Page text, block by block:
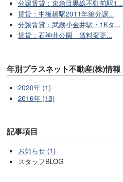
分譲賃貸：東急目黒線不動前駅1...
賃貸：中板橋駅2011年築分譲...
分譲賃貸：武蔵小金井駅・1Kタ...
賃貸：石神井公園 賃料変更...
年別プラスネット不動産(株)情報
2020年 (1)
2016年 (13)
記事項目
お知らせ (1)
スタッフBLOG